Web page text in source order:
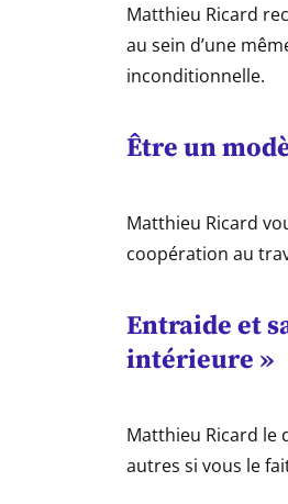
Matthieu Ricard
au sein d’une
inconditionnelle.
Être un
Matthieu Ricard
coopération au
Entraide et
intérieure »
Matthieu Ricard le
autres si vous le